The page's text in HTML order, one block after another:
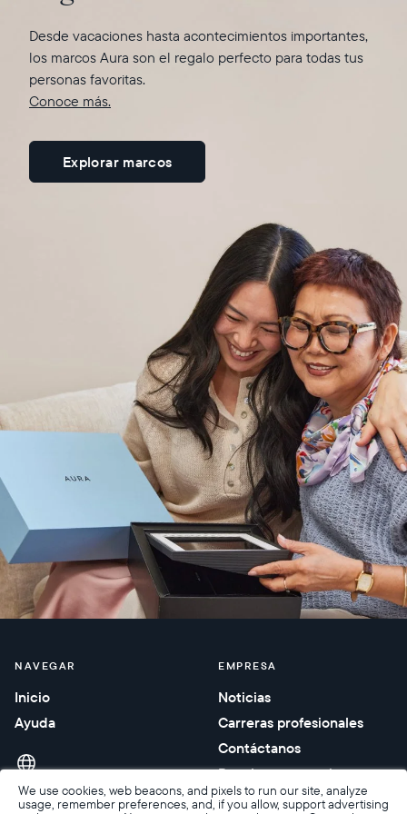
We use cookies, web beacons, and pixels to run our site, analyze
usage, remember preferences, and, if you allow, support advertising
nuevas funciones.
subir fotos y videos, y que el destinatario disfrute una
experiencia encantadora al abrir el paquete.
Más información aquí
Desde vacaciones hasta acontecimientos importantes,
los marcos Aura son el regalo perfecto para todas tus
personas favoritas.
Conoce más.
Explorar marcos
NAVEGAR
Inicio
Ayuda
EMPRESA
Noticias
Carreras profesionales
Contáctanos
Regalos corporativos